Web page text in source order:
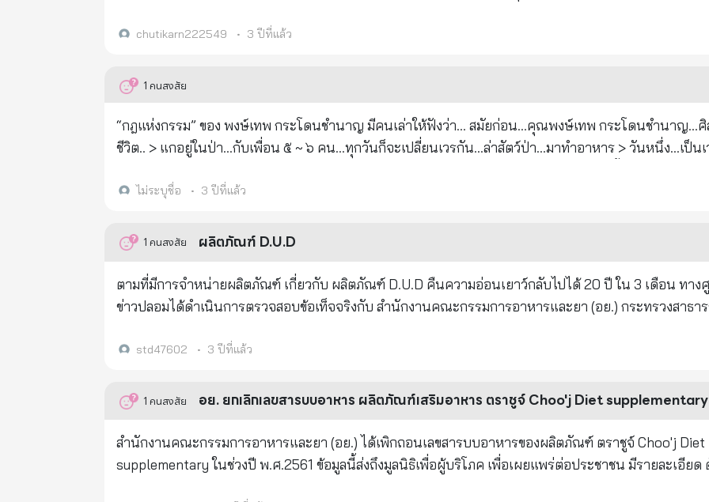
สถาบันโรคทรวงอก กรมการแพทย์ กระทรวงสาธารณสุข ได้ตรวจสอบข้อเท็จจริงและชี้แจงว่า ไฟเบอร์ หรือเ
และชนิดที่ไม่ละลายน้ำ มีประโยชน์ต่อร่างกายช่วยลดการดูดซึมน้ำตาล และคอเลสเตอรอลที่ลำไส้ พบมากใน
chutikarn222549 • 3 ปีที่แล้ว
1 คนสงสัย
“กฎแห่งกรรม” ของ พงษ์เทพ กระโดนชำนาญ มีคนเล่าให้ฟังว่า... สมัยก่อน...คุณพงษ์เทพ กระโดนชำนาญ...ศิลปินเพลงเพื่อ
ชีวิต.. > แกอยู่ในป่า...กับเพื่อน ๕ ~ ๖ คน...ทุกวันก็จะเปลี่ยนเวรกัน...ล่าสัตว์ป่า...มาทำอาหาร > วันหนึ่ง...เป็น
สักพัก. เห็นลิงตัวหนึ่ง...นั่งอยู่บนต้นไม้...หันหลังให้.. > แกก็รีบยกปืนประทับบ่า...ยิงเปรี้ยง...ไปที่ตัวลิง.. > เห
ว่ายิงไม่ถูก...ก็ไม่น่าเป็นไปได้...เพราะคุณพงษ์เทพ...แกยิงปืนแม่น... > ระยะแค่นี้ เป้าใหญ่ขนาดนี้...ไม่พลาด
วิ่งแห่กันเข้ามาหาลิงตัวที่ถูกยิง > แล้วร้องโหยหวน...เหมือนกันหมด... > แกตกใจ...ยืนตกตะลึง...ไม่รู้ว่าเกิดอะ
ครู่...ลิงตัวที่ถูกยิง. โยนวัตถุเล็ก ๆ...สีดำ ๆ..ชิ้นหนึ่ง...ให้กับลิงตัวที่อยู่ใกล้ที่สุด... > แล้วก็หล่นตุ๊บ...ลงมาจากต้นไม้... > คุณ
หนี... > ลิงที่ตกลงมาเป็นลิงแม่ลูกอ่อน...ขณะที่ถูกยิง.เธอกำลังให้นม ลูก... > ลูกตัว น้อย...กำลังดูดนมอย่างมีควา
ภารกิจใหญ่หลวงที่ต้องทำ...คือ... > รักษาชีวิตลูกน้อย...ให้พ้นอันตราย... > เธอกัดฟัน...โหนกิ่งไม้ไว้.แม้จะเจ็
ขาดใจ... > มองดูเลือดที่ไหลหยดเป็นทาง ด้วยความตกใจ... > พยายามรวบรวมพละกำลังที่ยังพอมี! เหลือทั้งห
สุดเสียง...ร้องเรียก.ฝูงลิงเข้ามาใกล้ ๆ.. > แล้วก็ฝากฝัง...ให้เลี้ยงลูกน้อยแทนเธอ > หลังจากโยนลูกให้จ่าฝูงแล้ว
ลูก...ถูกพาไป จนลับสายตาแล้ว.. แน่ใจว่า...ลูกปลอดภัยแล้ว... > จึงหลับตา...แล้วหล่นลงมา.....ตาย.. คุณพงษ์เ
หน้าลิง..แล้วร้องไห้... > เพราะที่เบ้าตาลิง...มีหยดน้ำตาใส ๆ. กำลังไหลริน... > คุณพงษ์เทพ..รีบเดินกลับที่พัก...
ไม่ระบุชื่อ • 3 ปีที่แล้ว
1 คนสงสัย ผลิตภัณฑ์ D.U.D
ตามที่มีการจำหน่ายผลิตภัณฑ์ เกี่ยวกับ ผลิตภัณฑ์ D.U.D คืนความอ่อนเยาว์กลับไปได้ 20 ปี ใน 3 เดือน ทา
ข่าวปลอมได้ดำเนินการตรวจสอบข้อเท็จจริงกับ สำนักงานคณะกรรมการอาหารและยา (อย.) กระทรวงสาธ
ความอ่อนเยาว์กลับไปได้ 20 ปี ใน 3 เดือนนั้น ทางสำนักงานคณะกรรมการอาหารและยา (อย.) ได้ตรวจส
จากการตรวจสอบเว็บไซต์ขายผลิตภัณฑ์ D.U.D ได้ระบุสรรพคุณของผลิตภัณฑ์ว่า ผลิตภัณฑ์ดังกล่าวสามาร
std47602 • 3 ปีที่แล้ว
1 คนสงสัย อย. ยกเลิกเลขสารบบอาหาร ผลิตภัณฑ์เสริมอาหาร ตราชูจ์ Choo'j Diet supplementary
สำนักงานคณะกรรมการอาหารและยา (อย.) ได้เพิกถอนเลขสารบบอาหารของผลิตภัณฑ์ ตราชูจ์ Choo'j Diet
supplementary ในช่วงปี พ.ศ.2561 ข้อมูลนี้ส่งถึงมูลนิธิเพื่อผู้บริโภค เพื่อเผยแพร่ต่อประชาชน มีรายละเอียด ดั